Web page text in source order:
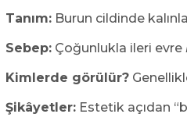
Tanım:Burun cildinde
Sebep:Çoğunlukla ileri evre
Kimlerde görülür?
Şikâyetler:Estetik açıdan